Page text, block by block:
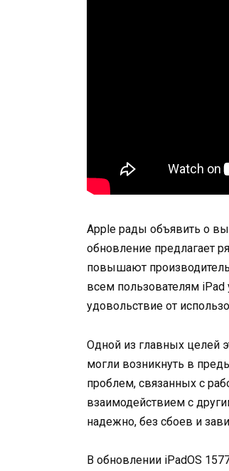
Apple рады объявить о
обновление предлагает
повышают
всем пользователям iPad
удовольствие от
Одной из главных целей
могли возникнуть в
проблем, связанных с
взаимодействием с
надежно, без сбоев и
В обновлении iPadOS